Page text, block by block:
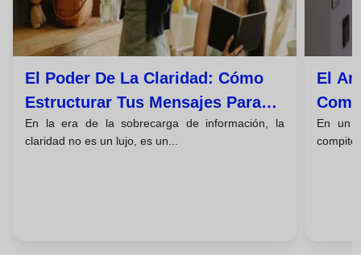
El Poder De La Claridad: Cómo
Estructurar Tus Mensajes Para
Persuadir E Inspirar Acción
En la era de la sobrecarga de información, la
claridad no es un lujo, es un...
El
En un